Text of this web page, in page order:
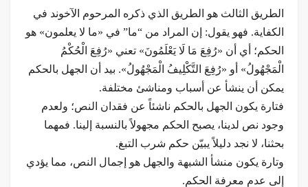
الطريق الثالث هو الطريق الذي ذكره المرحوم الآخوند في
الكفاية. فهو يقول: إن المراد من “ما” في «ما لا يعلمون» هو
الحكم؛ أي أن «رُفِعَ مَا لَا يَعْلَمُونَ» تعني «رُفِعَ الْحُكْمُ
الْمَجْهُولُ» أو «رُفِعَ التَّكْلِيفُ الْمَجْهُولُ». بيد أن الجهل بالحكم
يمكن أن ينشأ عن أسباب ومناشئ مختلفة.
فتارة يكون الجهل بالحكم ناشئاً عن فقدان النص؛ ولعدم
وجود نص لدينا، يصبح الحكم مجهولاً بالنسبة إلينا. فمهما
بحثنا، لا نجد دليلاً يبيّن حكم شرب التبغ.
وتارة يكون منشأ الشبهة والجهل هو إجمال النص، مما يؤدي
إلى عدم معرفة الحكم.